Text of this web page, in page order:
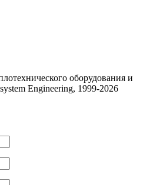
оборудования и
Engineering, 1999-2026